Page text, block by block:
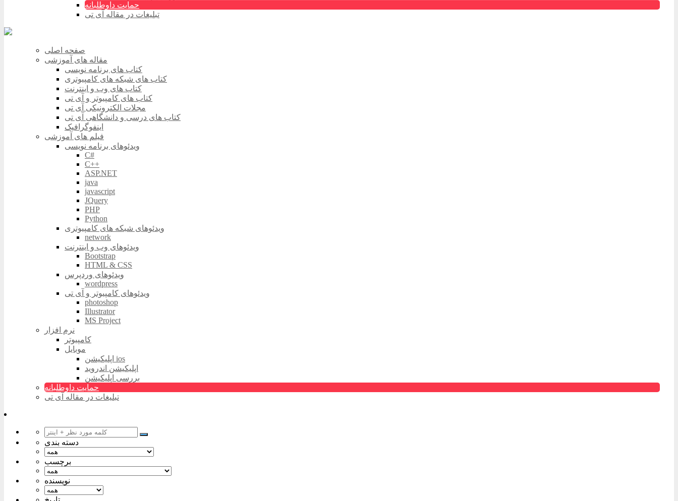
حمایت داوطلبانه
تبلیغات در مقاله آی تی
صفحه اصلی
مقاله های آموزشی
کتاب های برنامه نویسی
کتاب های شبکه های کامپیوتری
کتاب های وب و اینترنت
کتاب های کامپیوتر و آی تی
مجلات الکترونیکی آی تی
کتاب های درسی و دانشگاهی آی تی
اینفوگرافیک
فیلم های آموزشی
ویدئوهای برنامه نویسی
C#
C++
ASP.NET
java
javascript
JQuery
PHP
Python
ویدئوهای شبکه های کامپیوتری
network
ویدئوهای وب و اینترنت
Bootstrap
HTML & CSS
ویدئوهای وردپرس
wordpress
ویدئوهای کامپیوتر و آی تی
photoshop
Illustrator
MS Project
نرم افزار
کامپیوتر
موبایل
اپلیکیشن ios
اپلیکیشن اندروید
بررسی اپلیکیشن
حمایت داوطلبانه
تبلیغات در مقاله آی تی
دسته بندی
برچسب
نویسنده